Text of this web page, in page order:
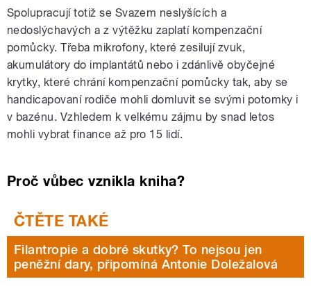
Spolupracují totiž se Svazem neslyšících a
nedoslýchavých a z výtěžku zaplatí kompenzační
pomůcky. Třeba mikrofony, které zesilují zvuk,
akumulátory do implantátů nebo i zdánlivě obyčejné
krytky, které chrání kompenzační pomůcky tak, aby se
handicapovaní rodiče mohli domluvit se svými potomky i
v bazénu. Vzhledem k velkému zájmu by snad letos
mohli vybrat finance až pro 15 lidí.
Proč vůbec vznikla kniha?
Filantropie a dobré skutky? To nejsou jen
peněžní dary, připomíná Antonie Doležalová